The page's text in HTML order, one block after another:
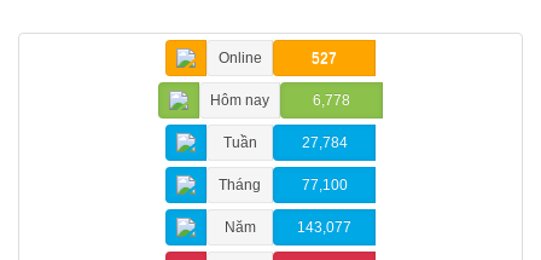
Online 527
Hôm nay 6,778
Tuần 27,784
Tháng 77,100
Năm 143,077